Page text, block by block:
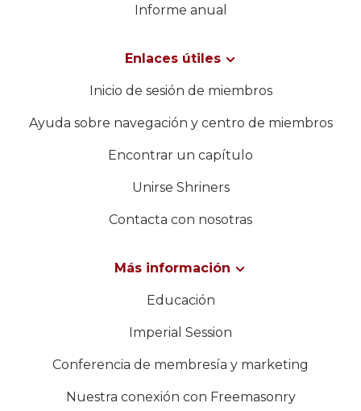
Informe anual
Enlaces útiles
Inicio de sesión de miembros
Ayuda sobre navegación y centro de miembros
Encontrar un capítulo
Unirse Shriners
Contacta con nosotras
Más información
Educación
Imperial Session
Conferencia de membresía y marketing
Nuestra conexión con Freemasonry